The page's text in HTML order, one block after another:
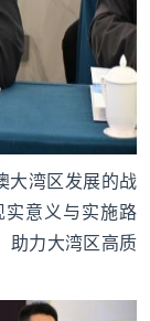
大湾区发展的战
意义与实施路
助力大湾区高质